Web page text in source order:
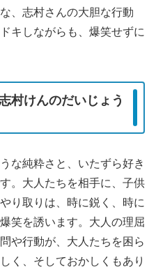
、志村さんの大胆な行動
キしながらも、爆笑せずに
村けんのだいじょう
な純粋さと、いたずら好き
。大人たちを相手に、子供
り取りは、時に鋭く、時に
笑を誘います。大人の理屈
や行動が、大人たちを困ら
く、そしておかしくもあり